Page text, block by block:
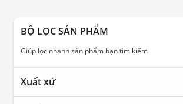
BỘ LỌC SẢN PHẨM
Giúp lọc nhanh sản phẩm bạn tìm kiếm
Xuất xứ